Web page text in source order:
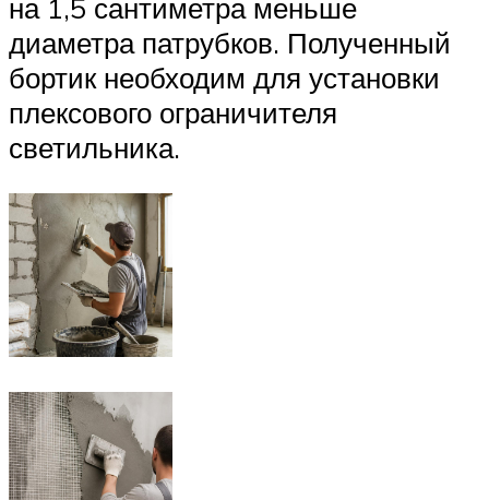
на 1,5 сантиметра меньше
диаметра патрубков. Полученный
бортик необходим для установки
плексового ограничителя
светильника.